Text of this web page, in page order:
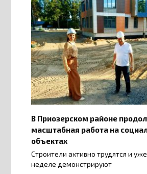
В Приозерском районе
масштабная работа на
объектах
Строители активно трудятся и
неделе демонстрируют